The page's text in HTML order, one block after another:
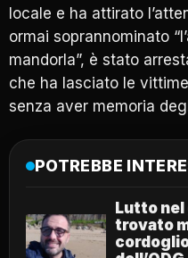
locale e ha attirato
ormai soprannominato
mandorla”, è stato
che ha lasciato le
senza aver memoria
POTREBBE
Lutto nel
trovato